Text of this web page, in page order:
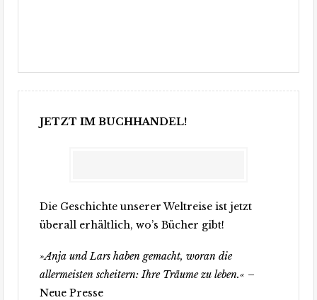
JETZT IM BUCHHANDEL!
Die Geschichte unserer Weltreise ist jetzt
überall erhältlich, wo’s Bücher gibt!
»Anja und Lars haben gemacht, woran die
allermeisten scheitern: Ihre Träume zu leben.« –
Neue Presse